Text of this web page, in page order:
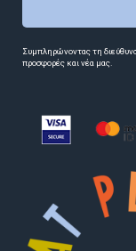
Συμπληρώνοντας τη
προσφορές και νέα μας.